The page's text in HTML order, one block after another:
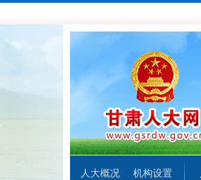
人大概况
机构设置